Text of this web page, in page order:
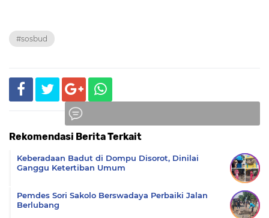
#sosbud
Rekomendasi Berita Terkait
Keberadaan Badut di Dompu Disorot, Dinilai
Ganggu Ketertiban Umum
Pemdes Sori Sakolo Berswadaya Perbaiki Jalan
Berlubang